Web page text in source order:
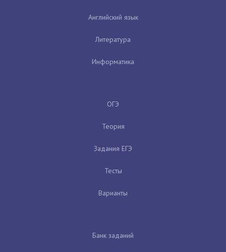
Английский язык
Литература
Информатика
ОГЭ
Теория
Задания ЕГЭ
Тесты
Варианты
Банк заданий